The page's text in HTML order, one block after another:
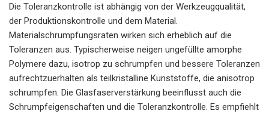
Die Toleranzkontrolle ist abhängig von der Werkzeugqualität,
der Produktionskontrolle und dem Material.
Materialschrumpfungsraten wirken sich erheblich auf die
Toleranzen aus. Typischerweise neigen ungefüllte amorphe
Polymere dazu, isotrop zu schrumpfen und bessere Toleranzen
aufrechtzuerhalten als teilkristalline Kunststoffe, die anisotrop
schrumpfen. Die Glasfaserverstärkung beeinflusst auch die
Schrumpfeigenschaften und die Toleranzkontrolle. Es empfiehlt